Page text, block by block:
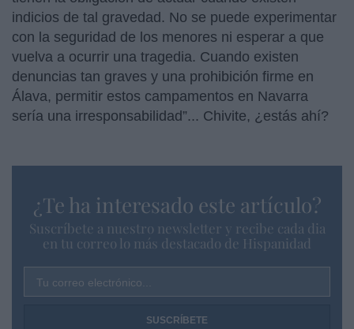
indicios de tal gravedad. No se puede experimentar
con la seguridad de los menores ni esperar a que
vuelva a ocurrir una tragedia. Cuando existen
denuncias tan graves y una prohibición firme en
Álava, permitir estos campamentos en Navarra
sería una irresponsabilidad”... Chivite, ¿estás ahí?
¿Te ha interesado este artículo?
Suscríbete a nuestro newsletter y recibe cada dia
en tu correo lo más destacado de Hispanidad
Tu correo electrónico...